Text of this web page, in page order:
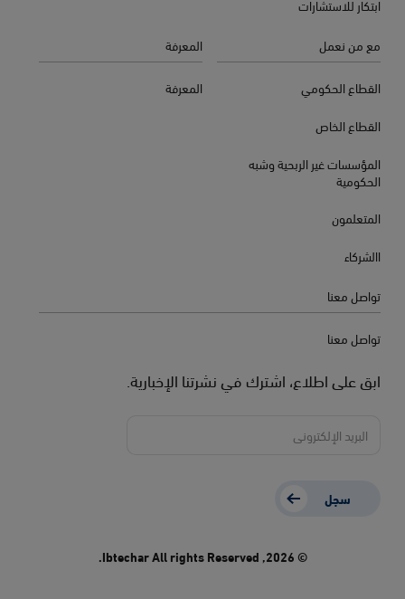
ابتكار للاستشارات
مع من نعمل
القطاع الحكومي
القطاع الخاص
المؤسسات غير الربحية وشبه
الحكومية
المتعلمون
االشركاء
المعرفة
المعرفة
تواصل معنا
تواصل معنا
ابق على اطلاع، اشترك في نشرتنا الإخبارية.
سجل
© 2026, Ibtechar All rights Reserved.